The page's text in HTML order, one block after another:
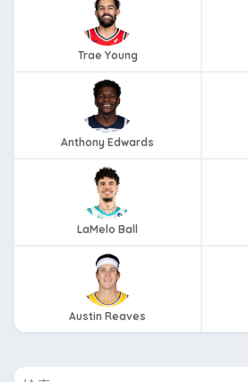
Trae Young
Anthony Edwards
LaMelo Ball
Austin Reaves